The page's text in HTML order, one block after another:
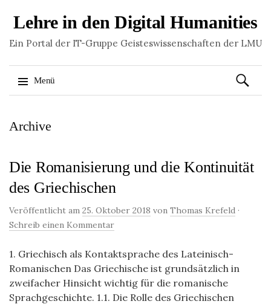
Lehre in den Digital Humanities
Ein Portal der IT-Gruppe Geisteswissenschaften der LMU
Menü
zum
Suchen
nach:
Archive
Die Romanisierung und die Kontinuität
des Griechischen
Veröffentlicht am 25. Oktober 2018 von Thomas Krefeld ·
Schreib einen Kommentar
1. Griechisch als Kontaktsprache des Lateinisch-
Romanischen Das Griechische ist grundsätzlich in
zweifacher Hinsicht wichtig für die romanische
Sprachgeschichte. 1.1. Die Rolle des Griechischen